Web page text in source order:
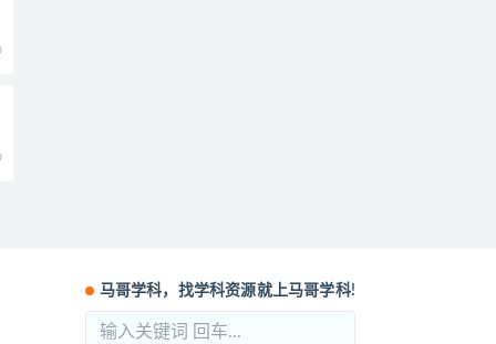
马哥学科，找学科资源就上马哥学科!